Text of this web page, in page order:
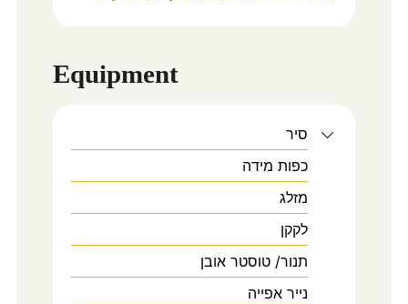
Equipment
סיר
כפות מידה
מזלג
לקקן
תנור/ טוסטר אובן
נייר אפייה